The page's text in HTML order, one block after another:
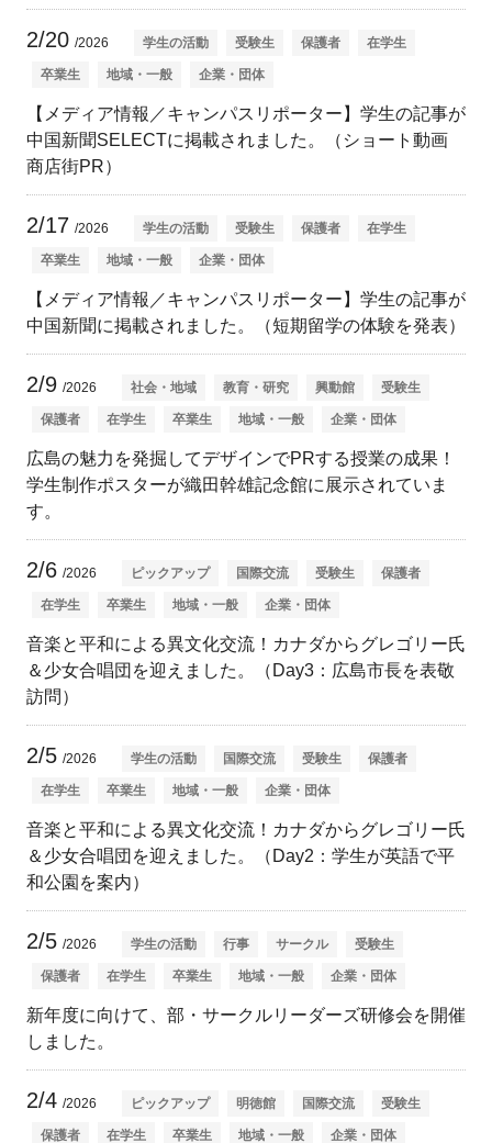
2/20 /2026 学生の活動 受験生 保護者 在学生
卒業生 地域・一般 企業・団体
【メディア情報／キャンパスリポーター】学生の記事が
中国新聞SELECTに掲載されました。（ショート動画
商店街PR）
2/17 /2026 学生の活動 受験生 保護者 在学生
卒業生 地域・一般 企業・団体
【メディア情報／キャンパスリポーター】学生の記事が
中国新聞に掲載されました。（短期留学の体験を発表）
2/9 /2026 社会・地域 教育・研究 興動館 受験生
保護者 在学生 卒業生 地域・一般 企業・団体
広島の魅力を発掘してデザインでPRする授業の成果！
学生制作ポスターが織田幹雄記念館に展示されていま
す。
2/6 /2026 ピックアップ 国際交流 受験生 保護者
在学生 卒業生 地域・一般 企業・団体
音楽と平和による異文化交流！カナダからグレゴリー氏
＆少女合唱団を迎えました。（Day3：広島市長を表敬
訪問）
2/5 /2026 学生の活動 国際交流 受験生 保護者
在学生 卒業生 地域・一般 企業・団体
音楽と平和による異文化交流！カナダからグレゴリー氏
＆少女合唱団を迎えました。（Day2：学生が英語で平
和公園を案内）
2/5 /2026 学生の活動 行事 サークル 受験生
保護者 在学生 卒業生 地域・一般 企業・団体
新年度に向けて、部・サークルリーダーズ研修会を開催
しました。
2/4 /2026 ピックアップ 明徳館 国際交流 受験生
保護者 在学生 卒業生 地域・一般 企業・団体